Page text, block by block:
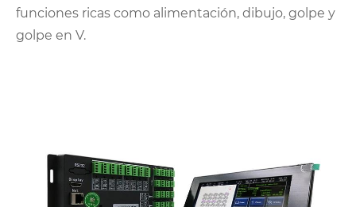
funciones ricas como alimentación, dibujo, golpe y
golpe en V.